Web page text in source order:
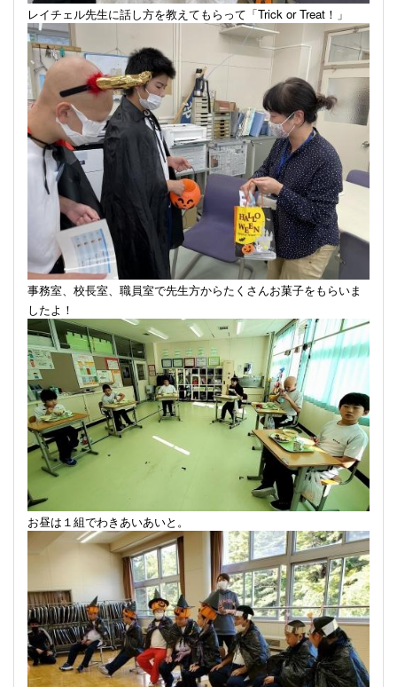
レイチェル先生に話し方を教えてもらって「Trick or Treat ！」
事務室、校長室、職員室で先生方からたくさんお菓子をもらいま
したよ！
お昼は１組でわきあいあいと。